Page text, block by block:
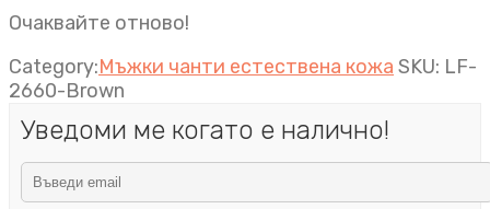
Очаквайте отново!
Category:Мъжки чанти естествена кожа SKU: LF-
2660-Brown
Уведоми ме когато е налично!